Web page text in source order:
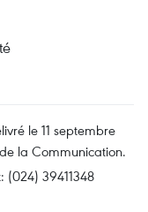
le 11 septembre
la Communication.
(024) 39411348